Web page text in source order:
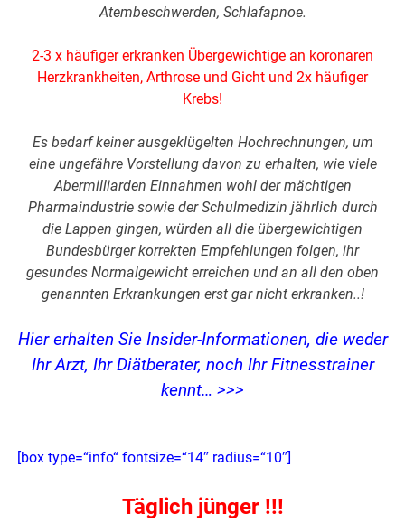
Atembeschwerden, Schlafapnoe.
2-3 x häufiger erkranken Übergewichtige an koronaren
Herzkrankheiten, Arthrose und Gicht und 2x häufiger
Krebs!
Es bedarf keiner ausgeklügelten Hochrechnungen, um
eine ungefähre Vorstellung davon zu erhalten, wie viele
Abermilliarden Einnahmen wohl der mächtigen
Pharmaindustrie sowie der Schulmedizin jährlich durch
die Lappen gingen, würden all die übergewichtigen
Bundesbürger korrekten Empfehlungen folgen, ihr
gesundes Normalgewicht erreichen und an all den oben
genannten Erkrankungen erst gar nicht erkranken..!
Hier erhalten Sie Insider-Informationen, die weder
Ihr Arzt, Ihr Diätberater, noch Ihr Fitnesstrainer
kennt… >>>
[box type=“info“ fontsize=“14″ radius=“10″]
Täglich jünger !!!